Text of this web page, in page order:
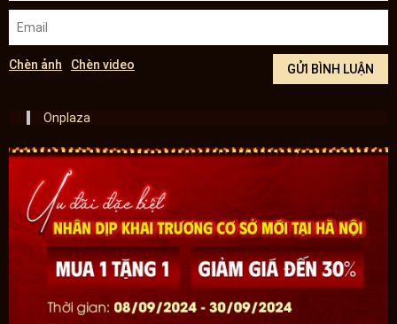
Chèn ảnh Chèn video
Onplaza